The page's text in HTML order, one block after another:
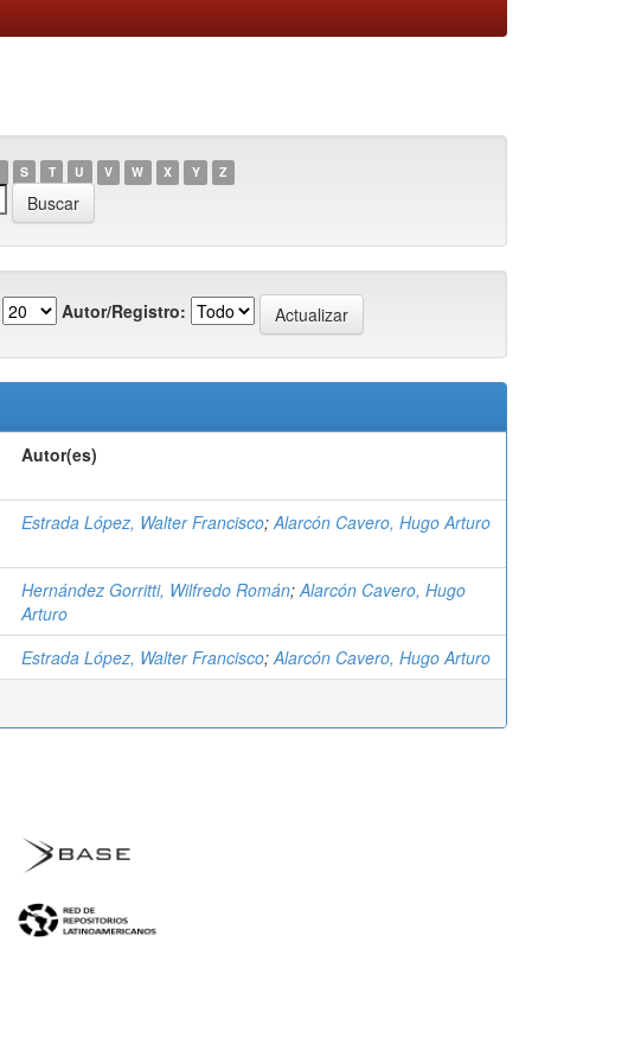
S T U V W X Y Z
Autor/Registro:
Autor(es)
Estrada López, Walter Francisco; Alarcón Cavero, Hugo Arturo
Hernández Gorritti, Wilfredo Román; Alarcón Cavero, Hugo
Arturo
Estrada López, Walter Francisco; Alarcón Cavero, Hugo Arturo